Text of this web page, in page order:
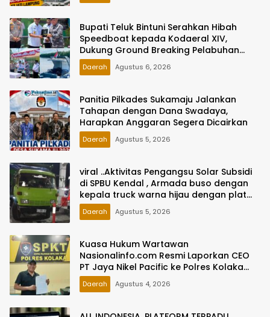
Bupati Teluk Bintuni Serahkan Hibah
Speedboat kepada Kodaeral XIV,
Dukung Ground Breaking Pelabuhan
Babo
Daerah Agustus 6, 2026
Panitia Pilkades Sukamaju Jalankan
Tahapan dengan Dana Swadaya,
Harapkan Anggaran Segera Dicairkan
Daerah Agustus 5, 2026
viral ..Aktivitas Pengangsu Solar Subsidi
di SPBU Kendal , Armada buso dengan
kepala truck warna hijau dengan plat
bergonta ganti Jadi Sorotan
Daerah Agustus 5, 2026
Kuasa Hukum Wartawan
Nasionalinfo.com Resmi Laporkan CEO
PT Jaya Nikel Pacific ke Polres Kolaka
atas Dugaan Ancaman dan Intimidasi
Daerah Agustus 4, 2026